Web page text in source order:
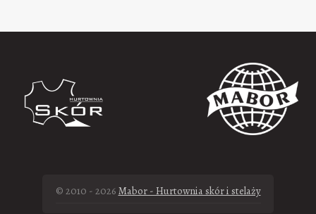
© 2010 - 2026 Mabor - Hurtownia skór i stelaży